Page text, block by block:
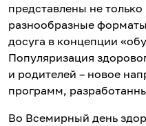
представлены не
разнообразные
досуга в концепции
Популяризация
и родителей – новое
программ,
Во Всемирный день